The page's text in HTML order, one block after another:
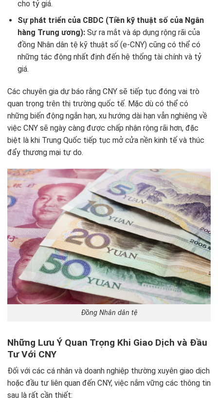
cho tỷ giá.
Sự phát triển của CBDC (Tiền kỹ thuật số của Ngân
hàng Trung ương):Sự ra mắt và áp dụng rộng rãi của
đồng Nhân dân tệ kỹ thuật số (e-CNY) cũng có thể có
những tác động nhất định đến hệ thống tài chính và tỷ
giá.
Các chuyên gia dự báo rằng CNY sẽ tiếp tục đóng vai trò
quan trọng trên thị trường quốc tế. Mặc dù có thể có
những biến động ngắn hạn, xu hướng dài hạn vẫn nghiêng về
việc CNY sẽ ngày càng được chấp nhận rộng rãi hơn, đặc
biệt là khi Trung Quốc tiếp tục mở cửa nền kinh tế và thúc
đẩy thương mại tự do.
Đồng Nhân dân tệ
Những Lưu Ý Quan Trọng Khi Giao Dịch và Đầu
Tư Với CNY
Đối với các cá nhân và doanh nghiệp thường xuyên giao dịch
hoặc đầu tư liên quan đến CNY, việc nắm vững các thông tin
sau là rất cần thiết: